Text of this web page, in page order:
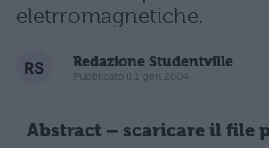
eletrromagnetiche.
Redazione Studentville
Pubblicato il 1 gen 2004
Abstract – scaricare il file